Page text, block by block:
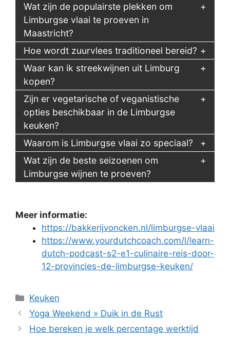
Wat zijn de populairste plekken om
Limburgse vlaai te proeven in
Maastricht?
Hoe wordt zuurvlees traditioneel bereid?
Waar kan ik streekwijnen uit Limburg
kopen?
Zijn er vegetarische of veganistische
opties beschikbaar in de Limburgse
keuken?
Waarom is Limburgse vlaai zo speciaal?
Wat zijn de beste seizoenen om
Limburgse wijnen te proeven?
Meer informatie:
https://bakkerijvoncken.nl/limburgse-vlaai
https://www.yourdutchcoach.com/l/learn-
dutch-podcast-s2-e1-culinaire-reis-door-
12-provincies-de-limburgse-keuken/
Categorieën
Keuken
Yoga Weekend » Duik in de Rust
Hoe bereken je welk percentage werktijd